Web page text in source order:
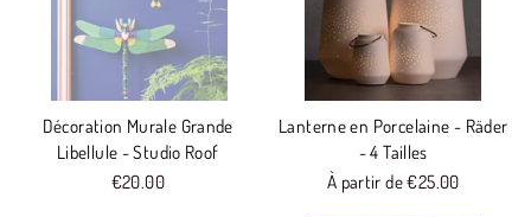
Décoration Murale Grande
Libellule - Studio Roof
€20.00
Lanterne en Porcelaine - Räder
- 4 Tailles
À partir de €25.00